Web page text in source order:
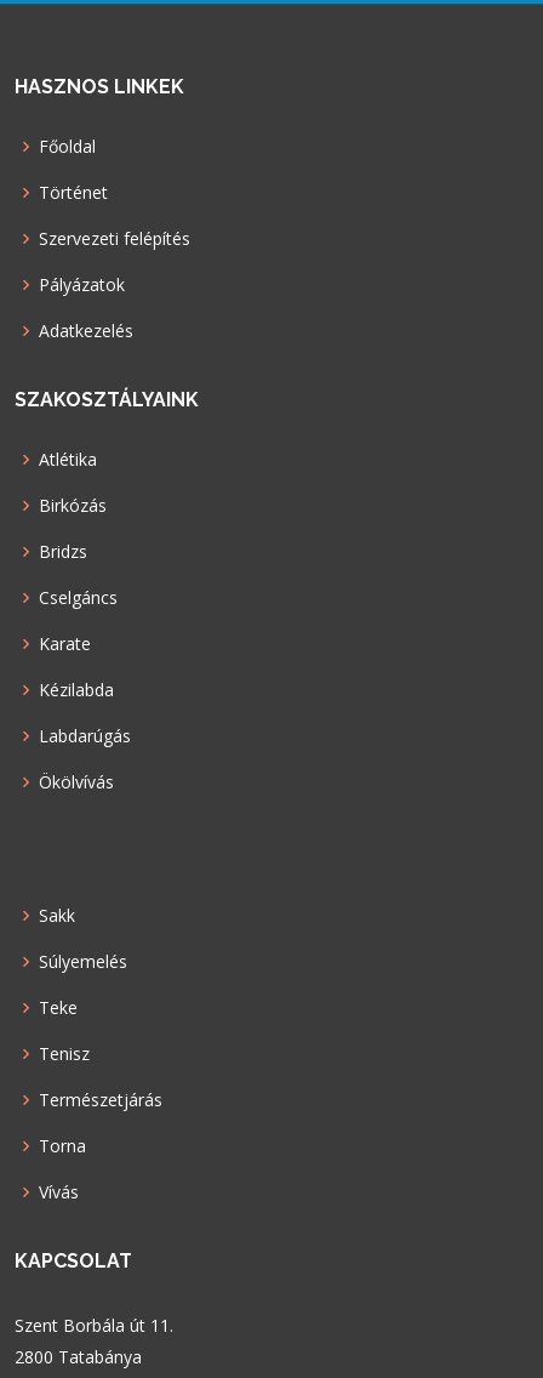
HASZNOS LINKEK
Főoldal
Történet
Szervezeti felépítés
Pályázatok
Adatkezelés
SZAKOSZTÁLYAINK
Atlétika
Birkózás
Bridzs
Cselgáncs
Karate
Kézilabda
Labdarúgás
Ökölvívás
Sakk
Súlyemelés
Teke
Tenisz
Természetjárás
Torna
Vívás
KAPCSOLAT
Szent Borbála út 11.
2800 Tatabánya